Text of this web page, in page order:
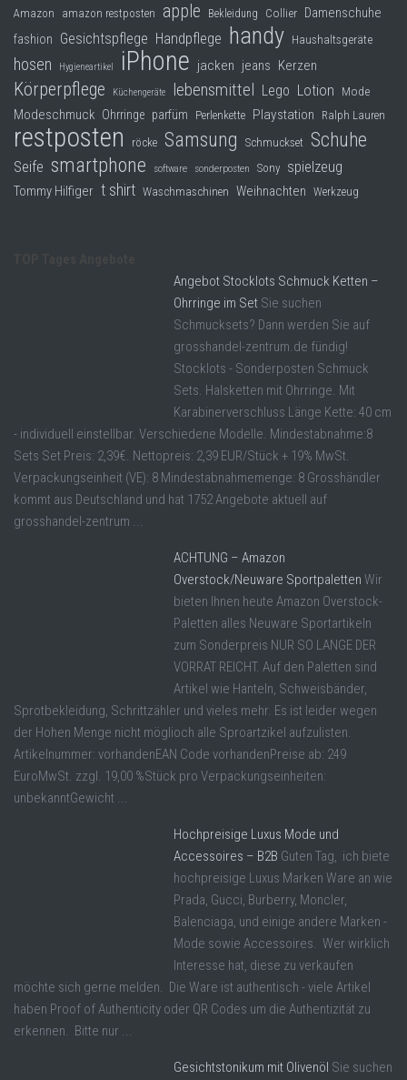
Amazon amazon restposten apple Bekleidung Collier Damenschuhe
fashion Gesichtspflege Handpflege handy Haushaltsgeräte
hosen Hygieneartikel iPhone jacken jeans Kerzen
Körperpflege Küchengeräte lebensmittel Lego Lotion Mode
Modeschmuck Ohrringe parfüm Perlenkette Playstation Ralph Lauren
restposten röcke Samsung Schmuckset Schuhe
Seife smartphone software sonderposten Sony spielzeug
Tommy Hilfiger t shirt Waschmaschinen Weihnachten Werkzeug
Angebot Stocklots Schmuck Ketten –
Ohrringe im Set Sie suchen
Schmucksets? Dann werden Sie auf
grosshandel-zentrum.de fündig!
Stocklots - Sonderposten Schmuck
Sets. Halsketten mit Ohrringe. Mit
Karabinerverschluss Länge Kette: 40 cm
- individuell einstellbar. Verschiedene Modelle. Mindestabnahme:8
Sets Set Preis: 2,39€. Nettopreis: 2,39 EUR/Stück + 19% MwSt.
Verpackungseinheit (VE): 8 Mindestabnahmemenge: 8 Grosshändler
kommt aus Deutschland und hat 1752 Angebote aktuell auf
grosshandel-zentrum ...
ACHTUNG – Amazon
Overstock/Neuware Sportpaletten Wir
bieten Ihnen heute Amazon Overstock-
Paletten alles Neuware Sportartikeln
zum Sonderpreis NUR SO LANGE DER
VORRAT REICHT. Auf den Paletten sind
Artikel wie Hanteln, Schweisbänder,
Sprotbekleidung, Schrittzähler und vieles mehr. Es ist leider wegen
der Hohen Menge nicht möglioch alle Sproartzikel aufzulisten.
Artikelnummer: vorhandenEAN Code vorhandenPreise ab: 249
EuroMwSt. zzgl. 19,00 %Stück pro Verpackungseinheiten:
unbekanntGewicht ...
Hochpreisige Luxus Mode und
Accessoires – B2B Guten Tag, ich biete
hochpreisige Luxus Marken Ware an wie
Prada, Gucci, Burberry, Moncler,
Balenciaga, und einige andere Marken -
Mode sowie Accessoires. Wer wirklich
Interesse hat, diese zu verkaufen
möchte sich gerne melden. Die Ware ist authentisch - viele Artikel
haben Proof of Authenticity oder QR Codes um die Authentizität zu
erkennen. Bitte nur ...
Gesichtstonikum mit Olivenöl Sie suchen